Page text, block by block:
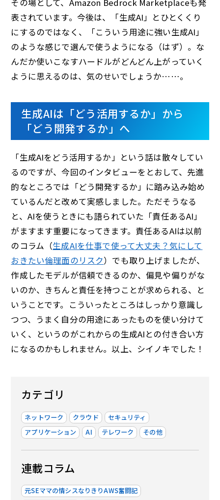
その場として、Amazon Bedrock Marketplaceも発
表されています。今後は、「生成AI」とひとくくり
にするのではなく、「こういう用途に強い生成AI」
のような感じで選んで使うようになる（はず）。な
んだか使いこなすハードルがどんどん上がっていく
ように思えるのは、気のせいでしょうか……。
生成AIは「どう活用するか」から
「どう開発するか」へ
「生成AIをどう活用するか」という話は散々してい
るのですが、今回のインタビューをとおして、先進
的なところでは「どう開発するか」に踏み込み始め
ているんだと改めて実感しました。ただそうなる
と、AIを使うときにも語られていた「責任あるAI」
がますます重要になってきます。責任あるAIは以前
のコラム（生成AIを仕事で使って大丈夫？気にして
おきたい倫理面のリスク）でも取り上げましたが、
作成したモデルが信頼できるのか、偏見や偏りがな
いのか、きちんと責任を持つことが求められる、と
いうことです。こういったところはしっかり意識し
つつ、うまく自分の用途にあったものを使い分けて
いく、というのがこれからの生成AIとの付き合い方
になるのかもしれません。以上、シイノキでした！
カテゴリ
ネットワーク クラウド
セキュリティ
アプリケーション
AI テレワーク その他
連載コラム
元SEママの情シスなりきりAWS奮闘記